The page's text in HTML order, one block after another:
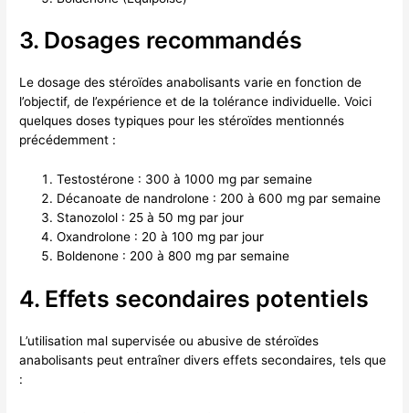
3. Dosages recommandés
Le dosage des stéroïdes anabolisants varie en fonction de
l’objectif, de l’expérience et de la tolérance individuelle. Voici
quelques doses typiques pour les stéroïdes mentionnés
précédemment :
Testostérone : 300 à 1000 mg par semaine
Décanoate de nandrolone : 200 à 600 mg par semaine
Stanozolol : 25 à 50 mg par jour
Oxandrolone : 20 à 100 mg par jour
Boldenone : 200 à 800 mg par semaine
4. Effets secondaires potentiels
L’utilisation mal supervisée ou abusive de stéroïdes
anabolisants peut entraîner divers effets secondaires, tels que
: